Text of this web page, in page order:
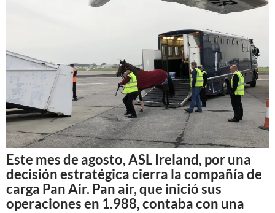
Este mes de agosto, ASL Ireland, por una
decisión estratégica cierra la compañía de
carga Pan Air. Pan air, que inició sus
operaciones en 1.988, contaba con una